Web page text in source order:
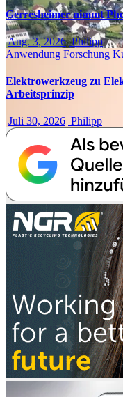
Gerresheimer nimmt
Aug. 3, 2026 Philipp
Anwendung Forschung
Elektrowerkzeug zu
Arbeitsprinzip
Juli 30, 2026 Philipp